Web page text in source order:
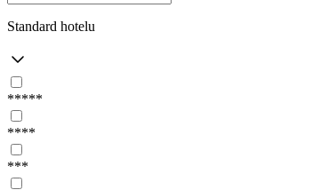
Standard hotelu
*****
****
***